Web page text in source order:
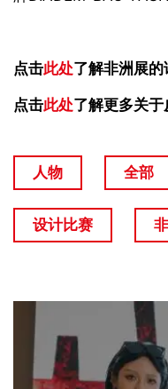
点击此处了解非洲展的
点击此处了解更多关于
人物 全部
设计比赛